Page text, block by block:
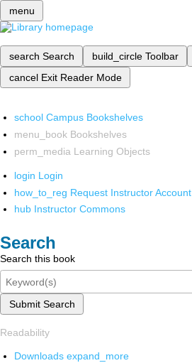
menu
search Search build_circle Toolbar
cancel Exit Reader Mode
school Campus Bookshelves
menu_book Bookshelves
perm_media Learning Objects
login Login
how_to_reg Request Instructor Account
hub Instructor Commons
Search
Search this book
Submit Search
Readability
Downloads expand_more